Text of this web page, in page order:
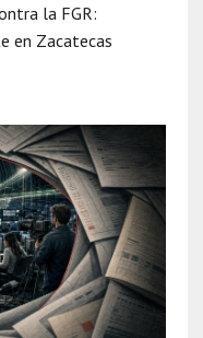
la FGR:
en Zacatecas